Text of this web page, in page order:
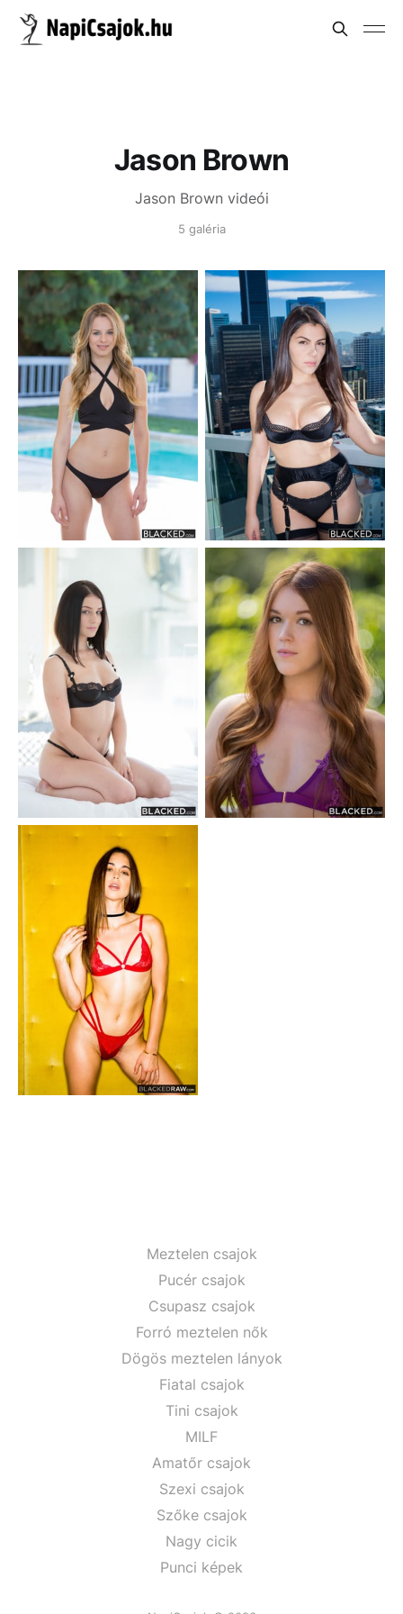
Jason Brown
Jason Brown videói
5 galéria
Meztelen csajok
Pucér csajok
Csupasz csajok
Forró meztelen nők
Dögös meztelen lányok
Fiatal csajok
Tini csajok
MILF
Amatőr csajok
Szexi csajok
Szőke csajok
Nagy cicik
Punci képek